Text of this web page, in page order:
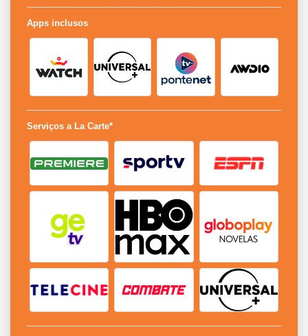
Apps inclusos
Serviços a La Carte*